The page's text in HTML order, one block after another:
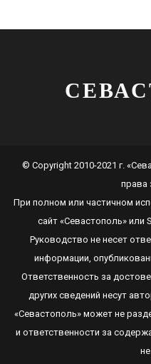
© Copyright 2010-2021 г.
права
При полном или частичном
сайт «Севастополь» или
Руководство не несет
информации,
Ответственность за
других сведений несут
«Севастополь»может не
и ответственности за